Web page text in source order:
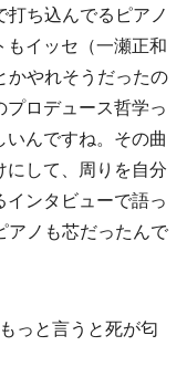
打ち込んでるピアノ
イッセ（一瀬正和
かやれそうだったの
ロデュース哲学っ
んですね。その曲
して、周りを自分
ンタビューで語っ
アノも芯だったんで
っと言うと死が匂